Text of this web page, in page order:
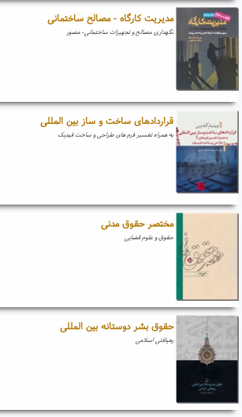
مدیریت کارگاه - مصالح ساختمانی
نگهداری مصالح و تجهیزات ساختمانی- مصور
قراردادهای ساخت و ساز بین المللی
به همراه تفسیر فرم های طراحی و ساخت فیدیک
مختصر حقوق مدنی
حقوق و علوم قضایی
حقوق بشر دوستانه بین المللی
رهیافتی اسلامی